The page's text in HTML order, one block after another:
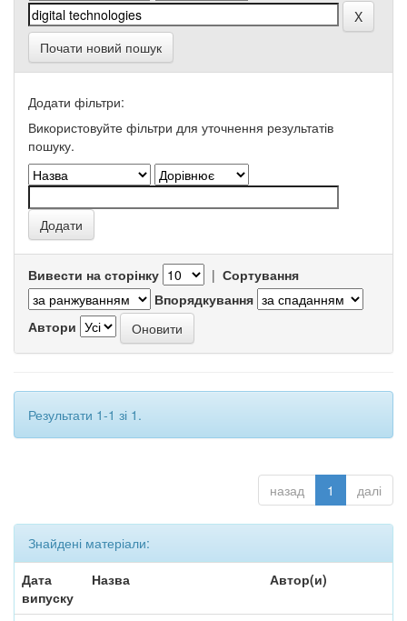
Почати новий пошук
Додати фільтри:
Використовуйте фільтри для уточнення результатів
пошуку.
Вивести на сторінку | Сортування
Впорядкування
Автори
Результати 1-1 зі 1.
назад 1 далі
Знайдені матеріали:
Дата
випуску
Назва Автор(и)